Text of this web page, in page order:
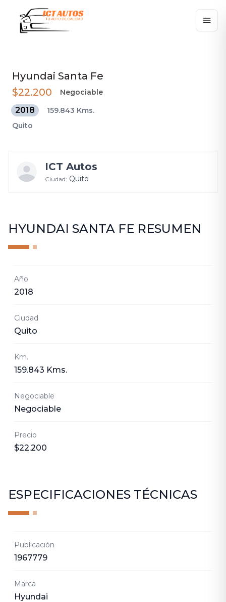
Hyundai Santa Fe
$22.200
Negociable
2018
159.843 Kms.
Quito
ICT Autos
Ciudad: Quito
HYUNDAI SANTA FE RESUMEN
Año
2018
Ciudad
Quito
Km.
159.843 Kms.
Negociable
Negociable
Precio
$22.200
ESPECIFICACIONES TÉCNICAS
Publicación
1967779
Marca
Hyundai